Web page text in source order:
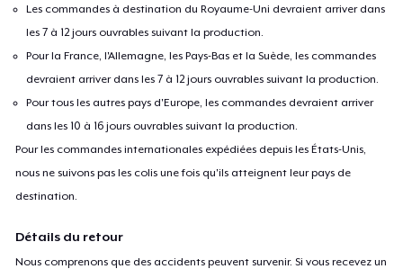
Les commandes à destination du Royaume-Uni devraient arriver dans
les 7 à 12 jours ouvrables suivant la production.
Pour la France, l'Allemagne, les Pays-Bas et la Suède, les commandes
devraient arriver dans les 7 à 12 jours ouvrables suivant la production.
Pour tous les autres pays d'Europe, les commandes devraient arriver
dans les 10 à 16 jours ouvrables suivant la production.
Pour les commandes internationales expédiées depuis les États-Unis,
nous ne suivons pas les colis une fois qu'ils atteignent leur pays de
destination.
Détails du retour
Nous comprenons que des accidents peuvent survenir. Si vous recevez un